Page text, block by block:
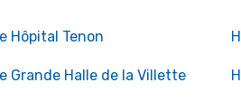
Hôpital Tenon
Grande Halle de la Villette